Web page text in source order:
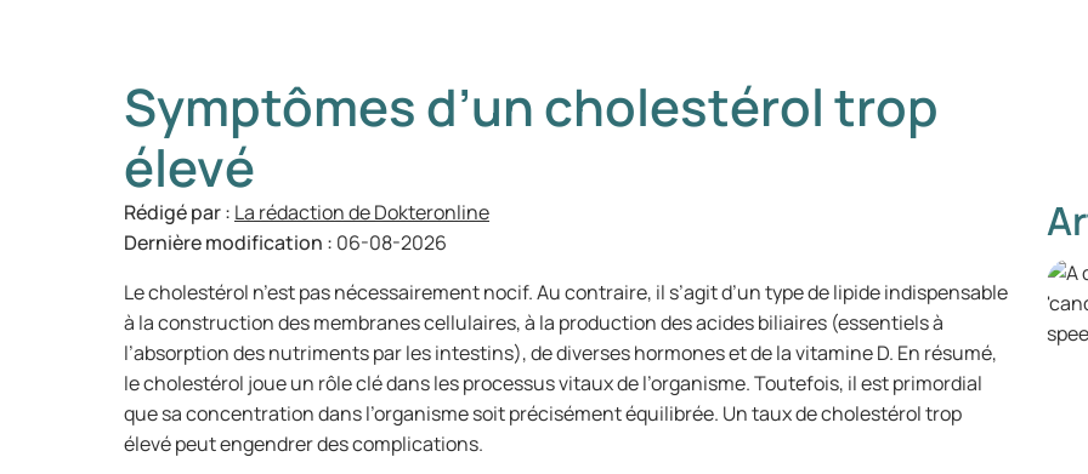
Symptômes d’un cholestérol trop
élevé
Rédigé par : La rédaction de Dokteronline
Dernière modification : 06-08-2026
Le cholestérol n’est pas nécessairement nocif. Au contraire, il s’agit d’un type de lipide indispensable
à la construction des membranes cellulaires, à la production des acides biliaires (essentiels à
l’absorption des nutriments par les intestins), de diverses hormones et de la vitamine D. En résumé,
le cholestérol joue un rôle clé dans les processus vitaux de l’organisme. Toutefois, il est primordial
que sa concentration dans l’organisme soit précisément équilibrée. Un taux de cholestérol trop
élevé peut engendrer des complications.